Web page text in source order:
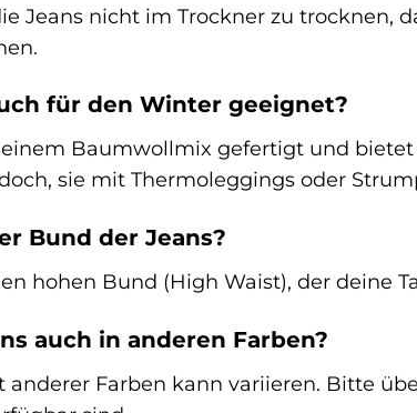
Jeans nicht im Trockner zu trocknen,
für den Winter geeignet?
einem Baumwollmix gefertigt und
sie mit Thermoleggings oder
Bund der Jeans?
hohen Bund (High Waist), der deine
auch in anderen Farben?
anderer Farben kann variieren. Bitte